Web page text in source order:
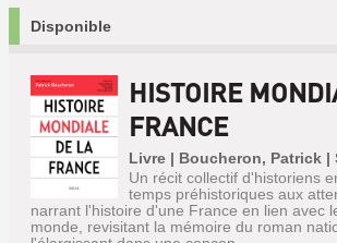
Disponible
HISTOIRE
FRANCE
Livre | Boucheron, Patrick |
Un récit collectif d'historiens
temps préhistoriques aux
narrant l'histoire d'une France en lien avec
monde, revisitant la mémoire du roman